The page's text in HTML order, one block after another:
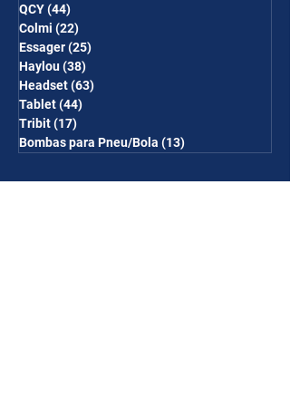
QCY(44)
Colmi (22)
Essager(25)
Haylou(38)
Headset(63)
Tablet(44)
Tribit(17)
Bombas para Pneu/Bola (13)